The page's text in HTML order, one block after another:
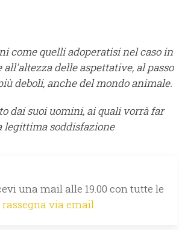
come quelli adoperatisi nel caso in
all'altezza delle aspettative, al passo
deboli, anche del mondo animale.
dai suoi uomini, ai quali vorrà far
legittima soddisfazione
una mail alle 19.00 con tutte le
via email.